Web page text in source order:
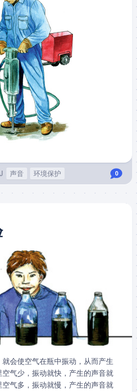
声音 环境保护 0
会使空气在瓶中振动，从而产生
气少，振动就快，产生的声音就
气多，振动就慢，产生的声音就